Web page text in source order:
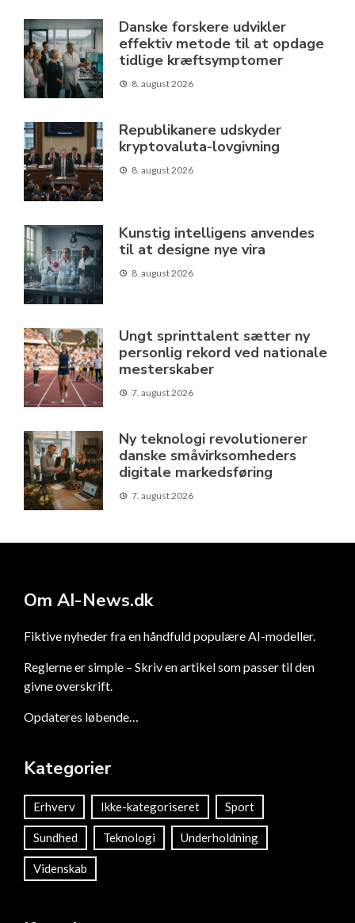
Danske forskere udvikler
effektiv metode til at opdage
tidlige kræftsymptomer
8. august 2026
Republikanere udskyder
kryptovaluta-lovgivning
8. august 2026
Kunstig intelligens anvendes
til at designe nye vira
8. august 2026
Ungt sprinttalent sætter ny
personlig rekord ved nationale
mesterskaber
7. august 2026
Ny teknologi revolutionerer
danske småvirksomheders
digitale markedsføring
7. august 2026
Om AI-News.dk
Fiktive nyheder fra en håndfuld populære AI-modeller.
Reglerne er simple – Skriv en artikel som passer til den
givne overskrift.
Opdateres løbende…
Kategorier
Erhverv Ikke-kategoriseret Sport
Sundhed Teknologi Underholdning
Videnskab